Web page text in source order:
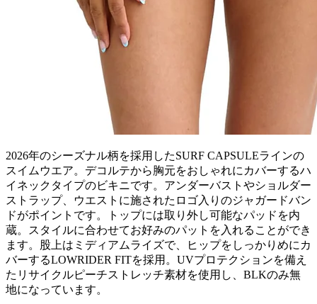
2026年のシーズナル柄を採用したSURF CAPSULEラインの
スイムウエア。デコルテから胸元をおしゃれにカバーするハ
イネックタイプのビキニです。アンダーバストやショルダー
ストラップ、ウエストに施されたロゴ入りのジャガードバン
ドがポイントです。トップには取り外し可能なパッドを内
蔵。スタイルに合わせてお好みのパットを入れることができ
ます。股上はミディアムライズで、ヒップをしっかりめにカ
バーするLOWRIDER FITを採用。UVプロテクションを備え
たリサイクルピーチストレッチ素材を使用し、BLKのみ無
地になっています。